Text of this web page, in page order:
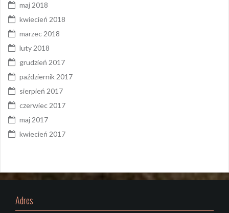
maj 2018
kwiecień 2018
marzec 2018
luty 2018
grudzień 2017
październik 2017
sierpień 2017
czerwiec 2017
maj 2017
kwiecień 2017
Adres